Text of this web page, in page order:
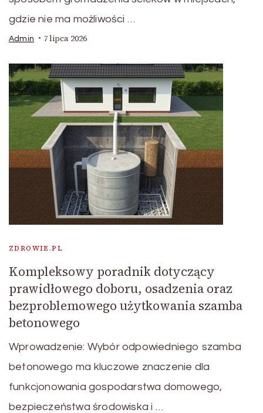
gdzie nie ma możliwości …
Admin 7 lipca 2026
ZDROWIE.PL
Kompleksowy poradnik dotyczący
prawidłowego doboru, osadzenia oraz
bezproblemowego użytkowania szamba
betonowego
Wprowadzenie: Wybór odpowiedniego szamba
betonowego ma kluczowe znaczenie dla
funkcjonowania gospodarstwa domowego,
bezpieczeństwa środowiska i …